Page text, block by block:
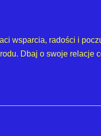
wsparcia, radości i
Dbaj o swoje relacje